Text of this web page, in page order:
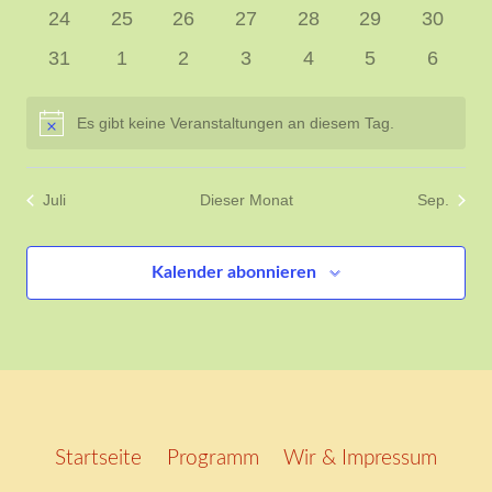
Veranstaltungen
Veranstaltungen
Veranstaltungen
Veranstaltungen
Veranstaltungen
0
Veranstaltungen
24
0
Veranstaltungen
25
0
Veranstaltungen
26
0
Veranstaltungen
27
0
Veranstaltungen
28
0
29
0
30
0
31
0
1
0
2
0
3
0
4
0
5
0
6
HinweisEs gibt keine Veranstaltungen an diesem Tag.
Juli Dieser Monat Sep.
Kalender abonnieren
Startseite Programm Wir & Impressum